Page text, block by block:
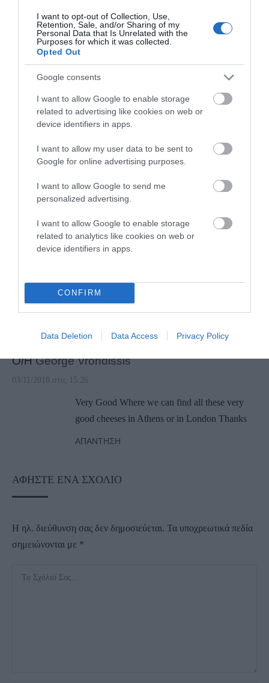
I want to opt-out of Collection, Use,
Retention, Sale, and/or Sharing of my
Personal Data that Is Unrelated with the
Purposes for which it was collected.
Opted Out
Google consents
I want to allow Google to enable storage
related to advertising like cookies on web or
device identifiers in apps.
I want to allow my user data to be sent to
Google for online advertising purposes.
I want to allow Google to send me
personalized advertising.
I want to allow Google to enable storage
related to analytics like cookies on web or
device identifiers in apps.
CONFIRM
Data Deletion Data Access Privacy Policy
πρωινό.
Μαστίχα σουμάκ
Ανδριώτικο τυρί. Με γεύση μαστίχας και επικάλυψη
σουμάκ. Ιδανικό ορεκτικό.
1ΣΧΌΛΙΟ
Ο/ΗGeorge Vrondissis
03/11/2018 στις 15:26
Very Good Where we can find all these very
good cheeses in Athens or in London Thanks
ΑΠΆΝΤΗΣΗ
ΑΦΉΣΤΕ ΈΝΑ ΣΧΌΛΙΟ
Η ηλ. διεύθυνση σας δεν δημοσιεύεται. Τα υποχρεωτικά πεδία
σημειώνονται με *